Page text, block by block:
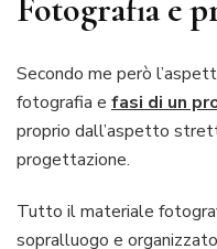
Fotografia e
Secondo me però
fotografia e fasi di un
proprio dall’aspetto
progettazione.
Tutto il materiale
sopralluogo e